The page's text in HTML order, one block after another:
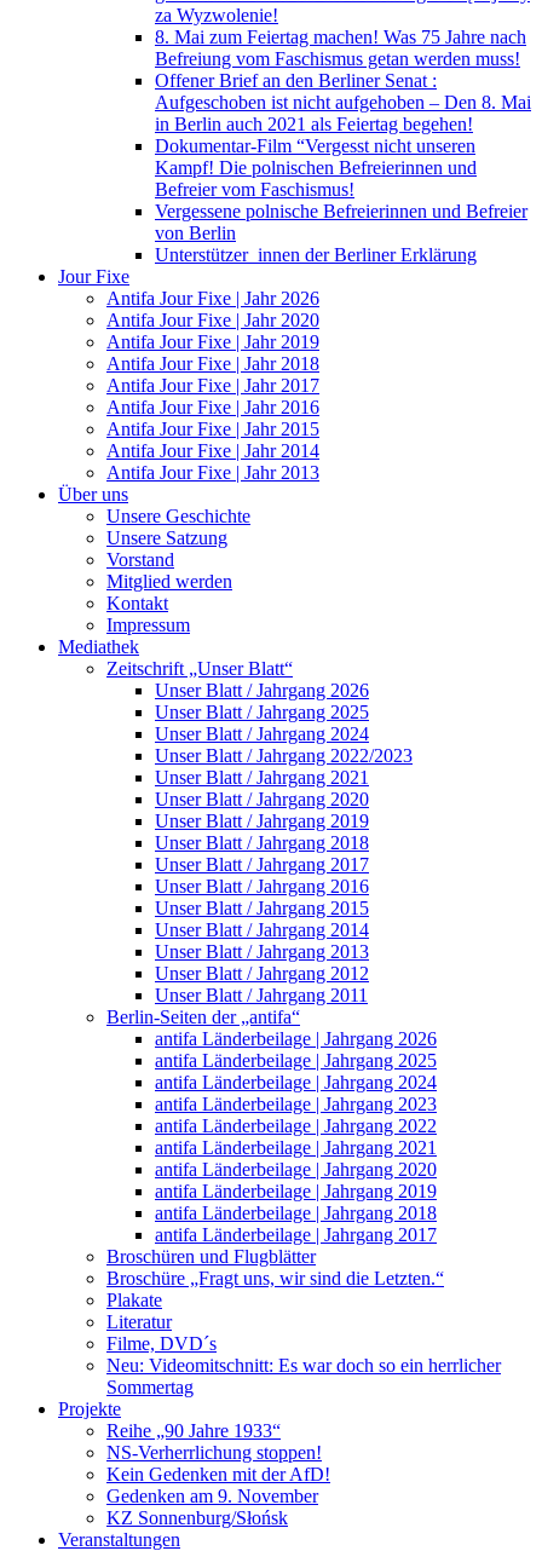
za Wyzwolenie!
8. Mai zum Feiertag machen! Was 75 Jahre nach
Befreiung vom Faschismus getan werden muss!
Offener Brief an den Berliner Senat :
Aufgeschoben ist nicht aufgehoben – Den 8. Mai
in Berlin auch 2021 als Feiertag begehen!
Dokumentar-Film “Vergesst nicht unseren
Kampf! Die polnischen Befreierinnen und
Befreier vom Faschismus!
Vergessene polnische Befreierinnen und Befreier
von Berlin
Unterstützer_innen der Berliner Erklärung
Jour Fixe
Antifa Jour Fixe | Jahr 2026
Antifa Jour Fixe | Jahr 2020
Antifa Jour Fixe | Jahr 2019
Antifa Jour Fixe | Jahr 2018
Antifa Jour Fixe | Jahr 2017
Antifa Jour Fixe | Jahr 2016
Antifa Jour Fixe | Jahr 2015
Antifa Jour Fixe | Jahr 2014
Antifa Jour Fixe | Jahr 2013
Über uns
Unsere Geschichte
Unsere Satzung
Vorstand
Mitglied werden
Kontakt
Impressum
Mediathek
Zeitschrift „Unser Blatt“
Unser Blatt / Jahrgang 2026
Unser Blatt / Jahrgang 2025
Unser Blatt / Jahrgang 2024
Unser Blatt / Jahrgang 2022/2023
Unser Blatt / Jahrgang 2021
Unser Blatt / Jahrgang 2020
Unser Blatt / Jahrgang 2019
Unser Blatt / Jahrgang 2018
Unser Blatt / Jahrgang 2017
Unser Blatt / Jahrgang 2016
Unser Blatt / Jahrgang 2015
Unser Blatt / Jahrgang 2014
Unser Blatt / Jahrgang 2013
Unser Blatt / Jahrgang 2012
Unser Blatt / Jahrgang 2011
Berlin-Seiten der „antifa“
antifa Länderbeilage | Jahrgang 2026
antifa Länderbeilage | Jahrgang 2025
antifa Länderbeilage | Jahrgang 2024
antifa Länderbeilage | Jahrgang 2023
antifa Länderbeilage | Jahrgang 2022
antifa Länderbeilage | Jahrgang 2021
antifa Länderbeilage | Jahrgang 2020
antifa Länderbeilage | Jahrgang 2019
antifa Länderbeilage | Jahrgang 2018
antifa Länderbeilage | Jahrgang 2017
Broschüren und Flugblätter
Broschüre „Fragt uns, wir sind die Letzten.“
Plakate
Literatur
Filme, DVD´s
Neu: Videomitschnitt: Es war doch so ein herrlicher
Sommertag
Projekte
Reihe „90 Jahre 1933“
NS-Verherrlichung stoppen!
Kein Gedenken mit der AfD!
Gedenken am 9. November
KZ Sonnenburg/Słońsk
Veranstaltungen